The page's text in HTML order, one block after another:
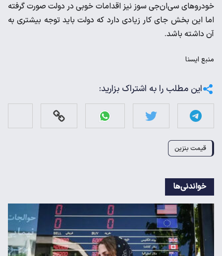
خودروهای سی‌ان‌جی سوز نیز اقدامات خوبی در دولت صورت گرفته
اما این بخش جای کار زیادی دارد که دولت باید توجه بیشتری به
آن داشته باشد.
منبع ايسنا
این مطلب را به اشتراک بزارید:
قیمت بنزین
خواندنی‌ها